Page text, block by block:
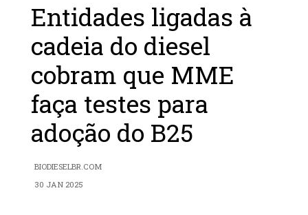
Entidades ligadas à
cadeia do diesel
cobram que MME
faça testes para
adoção do B25
BIODIESELBR.COM
30 JAN 2025